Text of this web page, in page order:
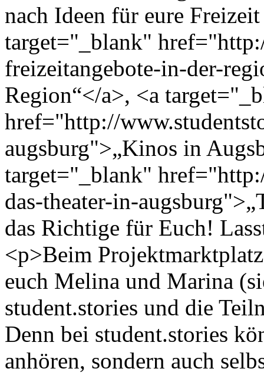
nach Ideen für eure
target="_blank"
freizeitangebote-in-der-
Region“</a>, <a
href="http://
augsburg">„Kinos in
target="_blank"
das-theater-in-
das Richtige für Euch!
<p>Beim
euch Melina und Marina
student.stories und die
Denn bei student.stories
anhören, sondern auch